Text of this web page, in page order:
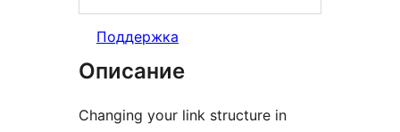
Поддержка
Описание
Changing your link structure in